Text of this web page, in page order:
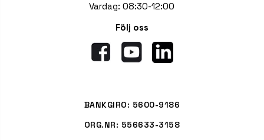
Vardag: 08:30-12:00
Följ oss
BANKGIRO: 5600-9186
ORG.NR: 556633-3158